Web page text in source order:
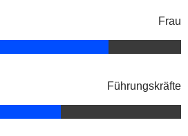
Frau
Führungskräfte